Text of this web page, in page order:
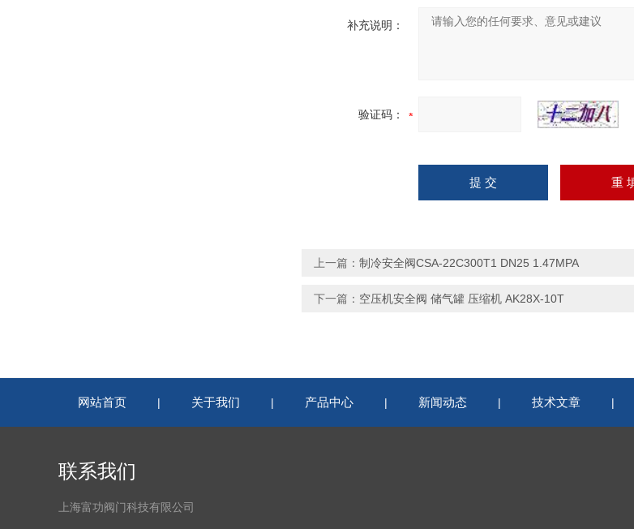
补充说明：
验证码：
上一篇： 制冷安全阀CSA-22C300T1 DN25 1.47MPA
下一篇： 空压机安全阀 储气罐 压缩机 AK28X-10T
网站首页 | 关于我们 | 产品中心 | 新闻动态 | 技术文章 |
联系我们
上海富功阀门科技有限公司